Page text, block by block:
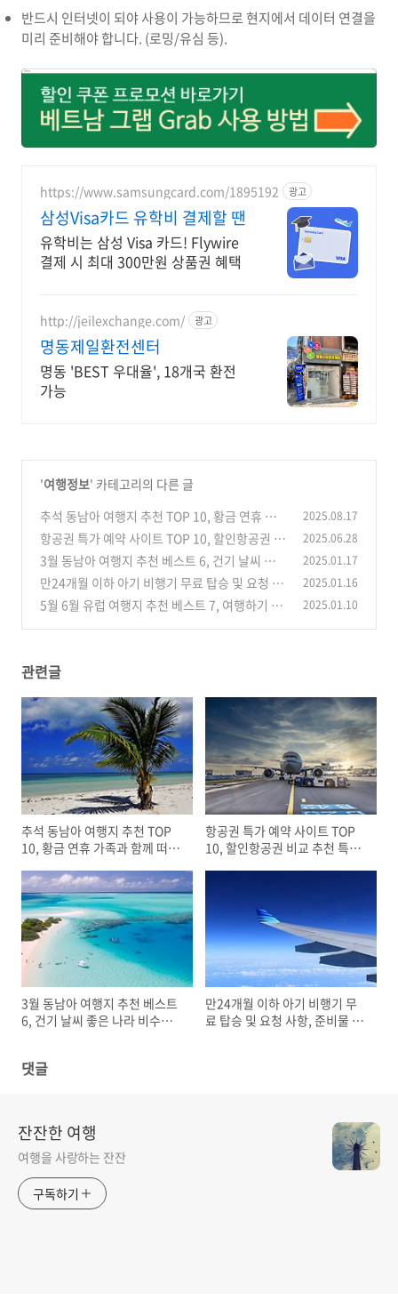
반드시 인터넷이 되야 사용이 가능하므로 현지에서 데이터 연결을
미리 준비해야 합니다. (로밍/유심 등).
https://www.samsungcard.com/1895192 광고
삼성Visa카드 유학비 결제할 땐
유학비는 삼성 Visa 카드! Flywire
결제 시 최대 300만원 상품권 혜택
http://jeilexchange.com/ 광고
명동제일환전센터
명동 'BEST 우대율', 18개국 환전
가능
'여행정보' 카테고리의 다른 글
추석 동남아 여행지 추천 TOP 10, 황금 연휴 가
족과 함께 떠나기 좋은 나라 (0)
2025.08.17
항공권 특가 예약 사이트 TOP 10, 할인항공권 비
교 추천 특징 장점
(0)
2025.06.28
3월 동남아 여행지 추천 베스트 6, 건기 날씨 좋은
나라 비수기 가성비 휴양지
(0)
2025.01.17
만24개월 이하 아기 비행기 무료 탑승 및 요청 사
항, 준비물 주의할 점 공항 이용 팁
(0)
2025.01.16
5월 6월 유럽 여행지 추천 베스트 7, 여행하기 좋
2025.01.10
관련글
추석 동남아 여행지 추천 TOP
10, 황금 연휴 가족과 함께 떠나
항공권 특가 예약 사이트 TOP
10, 할인항공권 비교 추천 특징
3월 동남아 여행지 추천 베스트
6, 건기 날씨 좋은 나라 비수기
만24개월 이하 아기 비행기 무
료 탑승 및 요청 사항, 준비물 주
댓글
잔잔한 여행
여행을 사랑하는 잔잔
구독하기